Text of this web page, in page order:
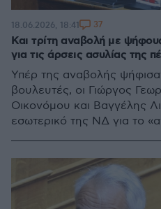
Και τρίτη αναβολή με
για τις άρσεις ασυλίας της
Υπέρ της αναβολής
βουλευτές, οι Γιώργος
Οικονόμου και Βαγγέλης
εσωτερικό της ΝΔ για το
18.06.2026, 18:41 37